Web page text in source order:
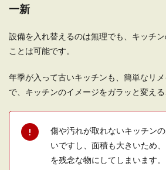
一新
設備を入れ替えるのは無理でも、キッチ
ことは可能です。
年季が入って古いキッチンも、簡単なリ
で、キッチンのイメージをガラッと変える
傷や汚れが取れないキッチン
いですし、面積も大きいため
を残念な物にしてしまいます。